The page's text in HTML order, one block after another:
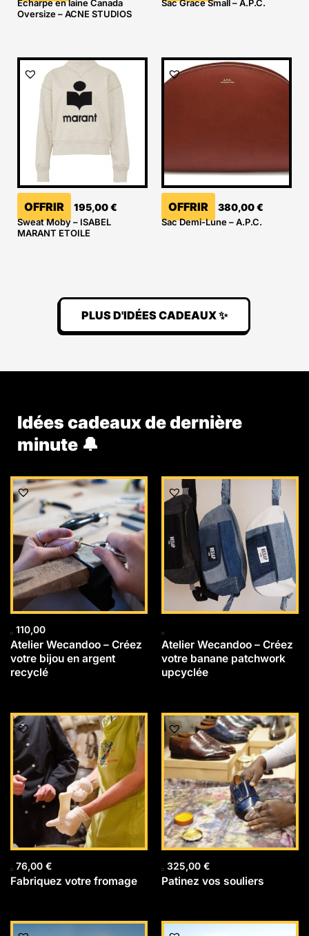
Echarpe en laine Canada
Oversize – ACNE STUDIOS
Sac Grace Small – A.P.C.
OFFRIR 195,00€
Sweat Moby – ISABEL
MARANT ETOILE
OFFRIR 380,00€
Sac Demi-Lune – A.P.C.
PLUS D'IDÉES CADEAUX ✨
Idées cadeaux de dernière
minute 🔔
110,00
Atelier Wecandoo – Créez
votre bijou en argent
recyclé
Atelier Wecandoo – Créez
votre banane patchwork
upcyclée
76,00 €
Fabriquez votre fromage
325,00 €
Patinez vos souliers